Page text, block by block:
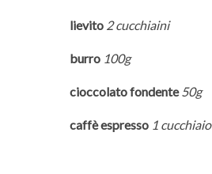
lievito 2 cucchiaini
burro 100g
cioccolato fondente 50g
caffè espresso 1 cucchiaio